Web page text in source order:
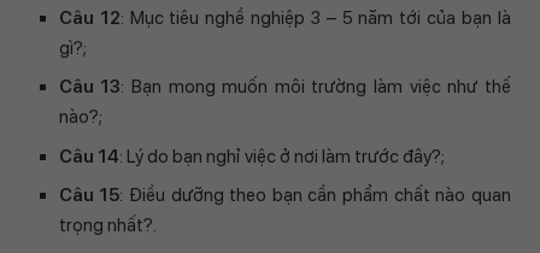
Câu 12: Mục tiêu nghề nghiệp 3 – 5 năm tới của bạn là
gì?;
Câu 13: Bạn mong muốn môi trường làm việc như thế
nào?;
Câu 14: Lý do bạn nghỉ việc ở nơi làm trước đây?;
Câu 15: Điều dưỡng theo bạn cần phẩm chất nào quan
trọng nhất?.